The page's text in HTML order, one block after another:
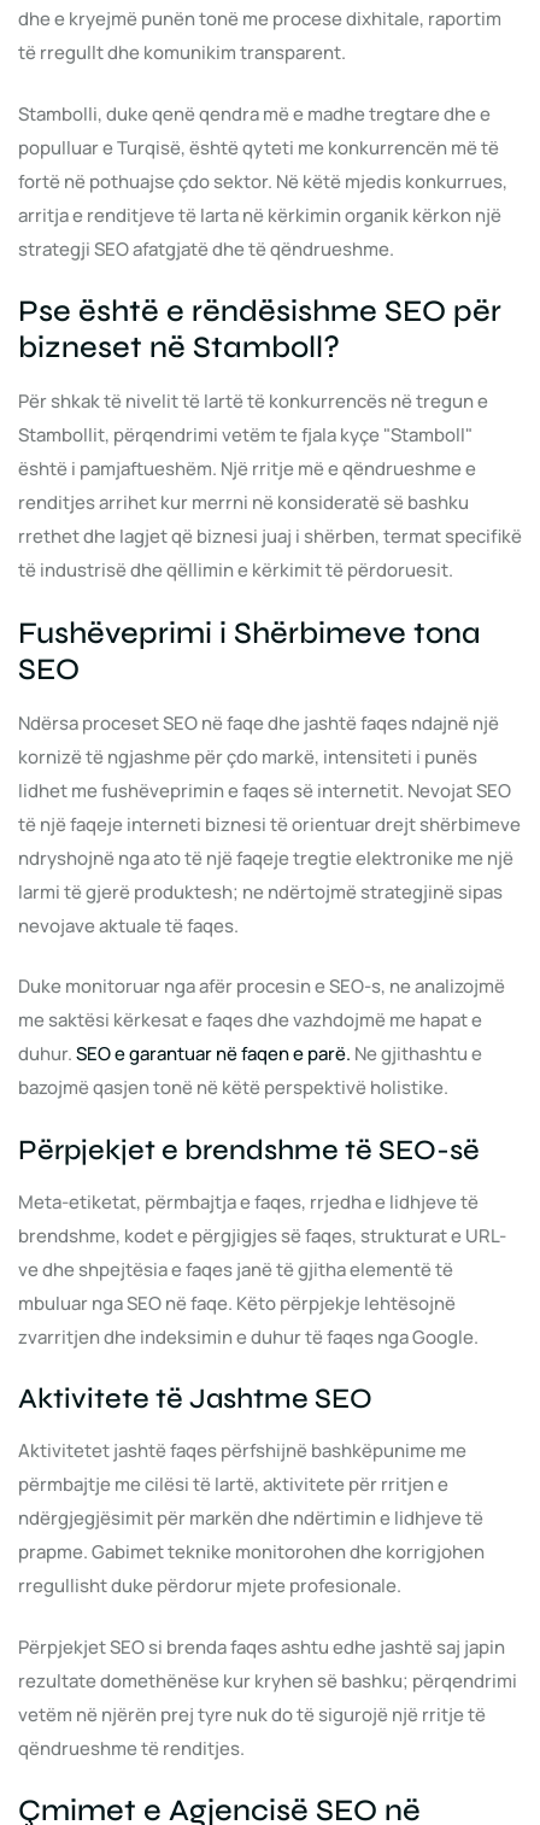
dhe e kryejmë punën tonë me procese dixhitale, raportim
të rregullt dhe komunikim transparent.
Stambolli, duke qenë qendra më e madhe tregtare dhe e
populluar e Turqisë, është qyteti me konkurrencën më të
fortë në pothuajse çdo sektor. Në këtë mjedis konkurrues,
arritja e renditjeve të larta në kërkimin organik kërkon një
strategji SEO afatgjatë dhe të qëndrueshme.
Pse është e rëndësishme SEO për
bizneset në Stamboll?
Për shkak të nivelit të lartë të konkurrencës në tregun e
Stambollit, përqendrimi vetëm te fjala kyçe "Stamboll"
është i pamjaftueshëm. Një rritje më e qëndrueshme e
renditjes arrihet kur merrni në konsideratë së bashku
rrethet dhe lagjet që biznesi juaj i shërben, termat specifikë
të industrisë dhe qëllimin e kërkimit të përdoruesit.
Fushëveprimi i Shërbimeve tona
SEO
Ndërsa proceset SEO në faqe dhe jashtë faqes ndajnë një
kornizë të ngjashme për çdo markë, intensiteti i punës
lidhet me fushëveprimin e faqes së internetit. Nevojat SEO
të një faqeje interneti biznesi të orientuar drejt shërbimeve
ndryshojnë nga ato të një faqeje tregtie elektronike me një
larmi të gjerë produktesh; ne ndërtojmë strategjinë sipas
nevojave aktuale të faqes.
Duke monitoruar nga afër procesin e SEO-s, ne analizojmë
me saktësi kërkesat e faqes dhe vazhdojmë me hapat e
duhur.SEO e garantuar në faqen e parë. Ne gjithashtu e
bazojmë qasjen tonë në këtë perspektivë holistike.
Përpjekjet e brendshme të SEO-së
Meta-etiketat, përmbajtja e faqes, rrjedha e lidhjeve të
brendshme, kodet e përgjigjes së faqes, strukturat e URL-
ve dhe shpejtësia e faqes janë të gjitha elementë të
mbuluar nga SEO në faqe. Këto përpjekje lehtësojnë
zvarritjen dhe indeksimin e duhur të faqes nga Google.
Aktivitete të Jashtme SEO
Aktivitetet jashtë faqes përfshijnë bashkëpunime me
përmbajtje me cilësi të lartë, aktivitete për rritjen e
ndërgjegjësimit për markën dhe ndërtimin e lidhjeve të
prapme. Gabimet teknike monitorohen dhe korrigjohen
rregullisht duke përdorur mjete profesionale.
Përpjekjet SEO si brenda faqes ashtu edhe jashtë saj japin
rezultate domethënëse kur kryhen së bashku; përqendrimi
vetëm në njërën prej tyre nuk do të sigurojë një rritje të
qëndrueshme të renditjes.
Çmimet e Agjencisë SEO në